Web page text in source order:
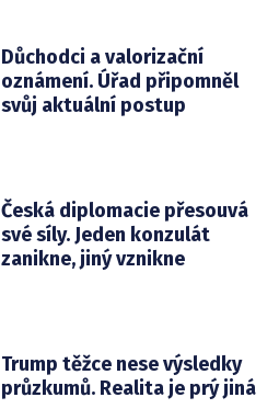
Důchodci a valorizační
oznámení. Úřad připomněl
svůj aktuální postup
Česká diplomacie přesouvá
své síly. Jeden konzulát
zanikne, jiný vznikne
Trump těžce nese výsledky
průzkumů. Realita je prý jiná